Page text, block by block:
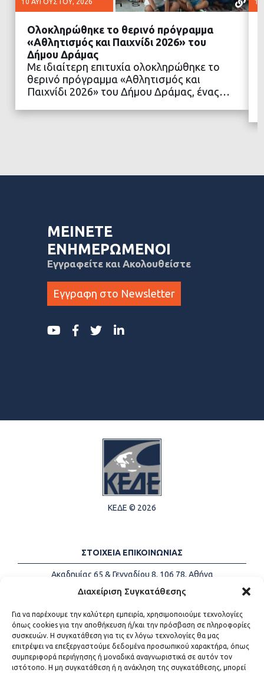
Διαχείριση Συγκατάθεσης
Για να παρέχουμε την καλύτερη εμπειρία, χρησιμοποιούμε τεχνολογίες
όπως cookies για την αποθήκευση ή/και την πρόσβαση σε πληροφορίες
συσκευών. Η συγκατάθεση για τις εν λόγω τεχνολογίες θα μας
επιτρέψει να επεξεργαστούμε δεδομένα προσωπικού χαρακτήρα, όπως
συμπεριφορά περιήγησης ή μοναδικά αναγνωριστικά σε αυτόν τον
ιστότοπο. Η μη συγκατάθεση ή η ανάκληση της συγκατάθεσης, μπορεί
ΔΙΑΒΑΣΤΕ ΠΕΡΙΣΣΟΤΕΡΑ
Ολοκληρώθηκε το θερινό πρόγραμμα
«Αθλητισμός και Παιχνίδι 2026» του
Δήμου Δράμας
Με ιδιαίτερη επιτυχία ολοκληρώθηκε το
θερινό πρόγραμμα «Αθλητισμός και
Παιχνίδι 2026» του Δήμου Δράμας, ένας…
ΜΕΙΝΕΤΕ
ΕΝΗΜΕΡΩΜΕΝΟΙ
Εγγραφείτε και Ακολουθείστε
Εγγραφη στο Newsletter
ΚΕΔΕ © 2026
ΣΤΟΙΧΕΙΑ ΕΠΙΚΟΙΝΩΝΙΑΣ
Ακαδημίας 65 & Γενναδίου 8, 106 78, Αθήνα
Τηλέφωνα:
+30 213-2147500
Email:
info@kede.gr
ΧΡΗΣΙΜΟΙ ΣΥΝΔΕΣΜΟΙ